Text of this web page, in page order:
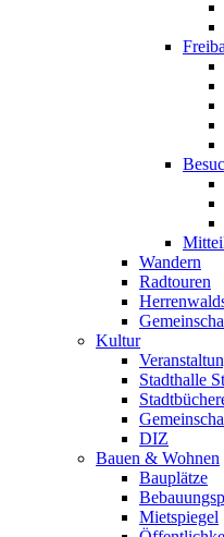
Wandern
Radtouren
Kultur
Stadthalle
DIZ
Bauen & Wohnen
Bauplätze
Mietspiegel